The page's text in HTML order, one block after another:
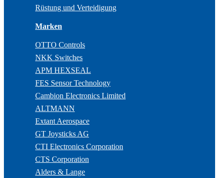
Rüstung und Verteidigung
Marken
OTTO Controls
NKK Switches
APM HEXSEAL
FES Sensor Technology
Cambion Electronics Limited
ALTMANN
Extant Aerospace
GT Joysticks AG
CTI Electronics Corporation
CTS Corporation
Alders & Lange